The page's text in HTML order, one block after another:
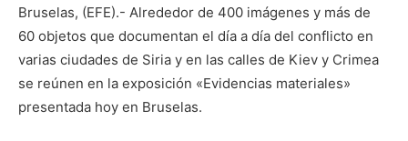
Bruselas, (EFE).- Alrededor de 400 imágenes y más de
60 objetos que documentan el día a día del conflicto en
varias ciudades de Siria y en las calles de Kiev y Crimea
se reúnen en la exposición «Evidencias materiales»
presentada hoy en Bruselas.